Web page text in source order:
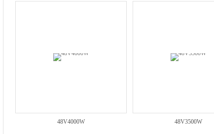
48V4000W 48V3500W